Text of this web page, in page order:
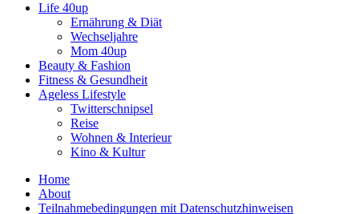
Life 40up
Ernährung & Diät
Wechseljahre
Mom 40up
Beauty & Fashion
Fitness & Gesundheit
Ageless Lifestyle
Twitterschnipsel
Reise
Wohnen & Interieur
Kino & Kultur
Home
About
Teilnahmebedingungen mit Datenschutzhinweisen